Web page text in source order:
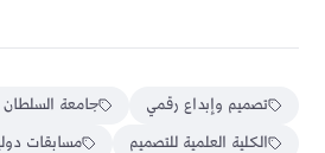
تصميم وإبداع رقمي
جامعة
الكلية العلمية للتصميم
مسابقات